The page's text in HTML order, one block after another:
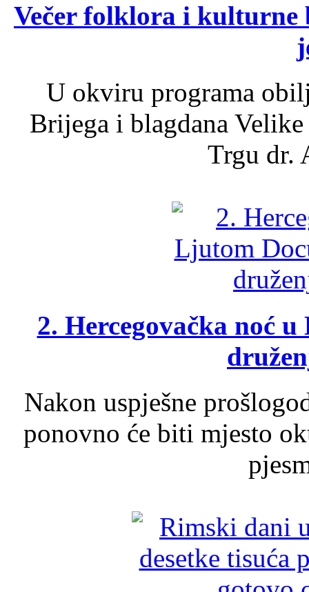
Večer folklora i kulturne
U okviru programa
Brijega i blagdana
Trgu dr.
2. Hercegovačka noć
Nakon uspješne
ponovno će biti mjesto